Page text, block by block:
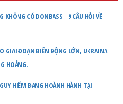
KHÔNG CÓ DONBASS - 9 CÂU HỎI VỀ
GIAI ĐOẠN BIẾN ĐỘNG LỚN, UKRAINA
HOẢNG.
HIỂM ĐANG HOÀNH HÀNH TẠI